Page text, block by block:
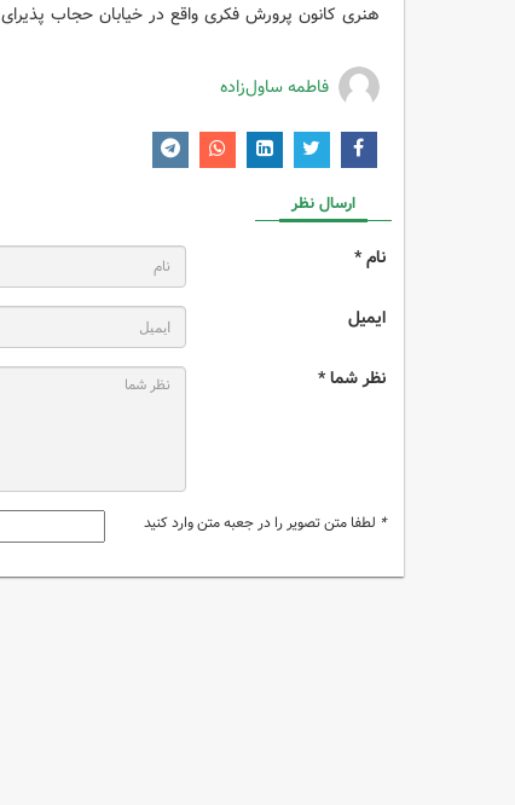
هنری کانون پرورش فکری واقع در خیابان حجاب
فاطمه ساول‌زاده
ارسال نظر
نام *
ایمیل
نظر شما *
* لطفا متن تصویر را در جعبه متن وارد کنید